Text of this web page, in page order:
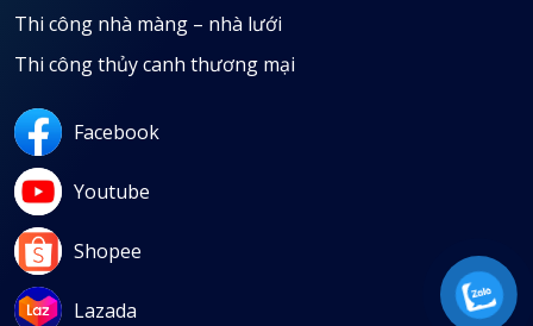
Thi công nhà màng – nhà lưới
Thi công thủy canh thương mại
Facebook
Youtube
Shopee
Lazada